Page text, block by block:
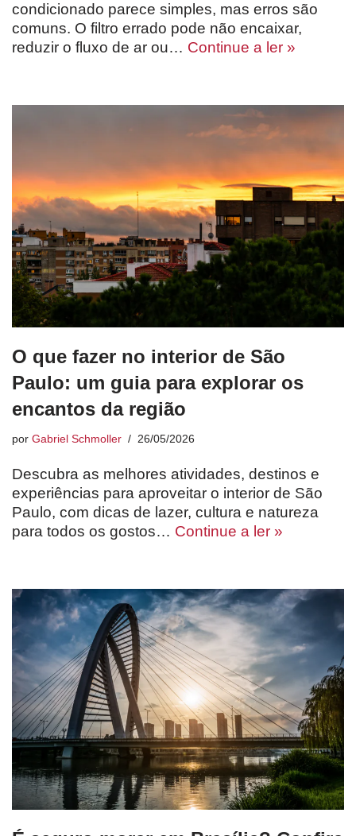
condicionado parece simples, mas erros são
comuns. O filtro errado pode não encaixar,
reduzir o fluxo de ar ou… Continue a ler »
O que fazer no interior de São
Paulo: um guia para explorar os
encantos da região
por Gabriel Schmoller 26/05/2026
Descubra as melhores atividades, destinos e
experiências para aproveitar o interior de São
Paulo, com dicas de lazer, cultura e natureza
para todos os gostos… Continue a ler »